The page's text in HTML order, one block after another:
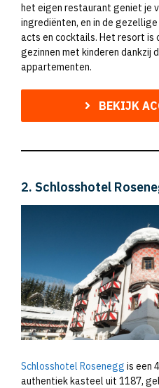
het eigen restaurant geniet je
ingrediënten, en in de
acts en cocktails. Het resort is
gezinnen met kinderen dankzij
appartementen.
BEKIJK
2. Schlosshotel
Schlosshotel Rosenegg is een
authentiek kasteel uit 1187,